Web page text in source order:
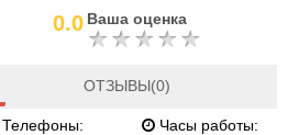
0.0 Ваша оценка
ОТЗЫВЫ(0)
Часы работы: